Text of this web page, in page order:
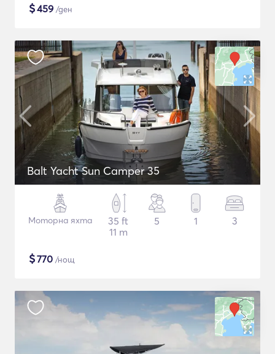
$459 /ден
Balt Yacht Sun Camper 35
Моторна яхта
35 ft
11 m
5 1 3
$770 /нощ